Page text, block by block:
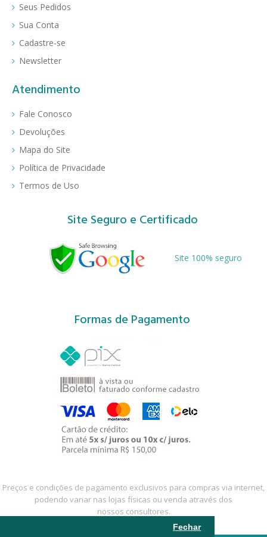
Fechar
Seus Pedidos
Sua Conta
Cadastre-se
Newsletter
Atendimento
Fale Conosco
Devoluções
Mapa do Site
Política de Privacidade
Termos de Uso
Site Seguro e Certificado
Site 100% seguro
Formas de Pagamento
Preços e condições de pagamento exclusivos para compras via internet,
podendo variar nas lojas físicas ou venda através dos
nossos consultores.